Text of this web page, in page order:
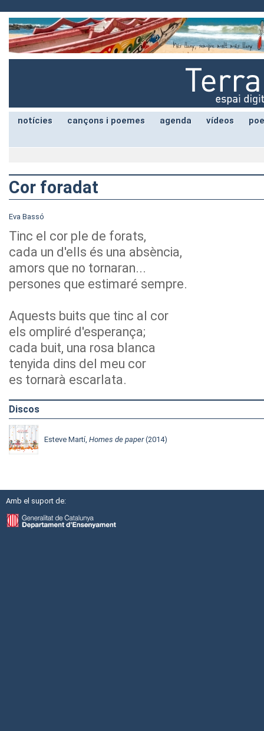
notícies cançons i poemes agenda vídeos
Cor foradat
Eva Bassó
Tinc el cor ple de forats,
cada un d'ells és una absència,
amors que no tornaran...
persones que estimaré sempre.
Aquests buits que tinc al cor
els ompliré d'esperança;
cada buit, una rosa blanca
tenyida dins del meu cor
es tornarà escarlata.
Discos
Esteve Martí, Homes de paper(2014)
Amb el suport de: